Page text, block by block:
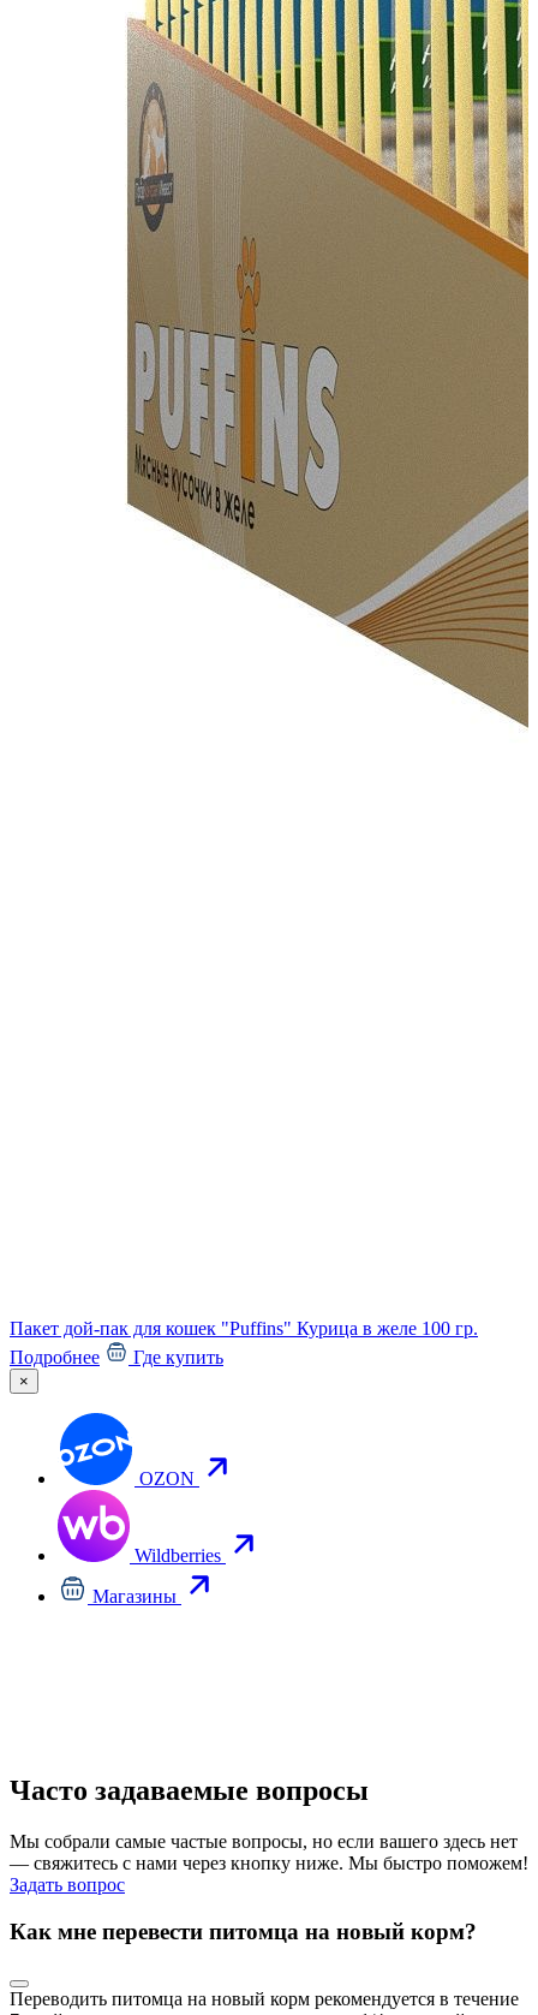
Пакет дой-пак для кошек "Puffins" Курица в желе 100 гр.
Подробнее
Где купить
×
OZON
Wildberries
Магазины
Часто задаваемые вопросы
Мы собрали самые частые вопросы, но если вашего здесь нет
— свяжитесь с нами через кнопку ниже. Мы быстро поможем!
Задать вопрос
Как мне перевести питомца на новый корм?
Переводить питомца на новый корм рекомендуется в течение